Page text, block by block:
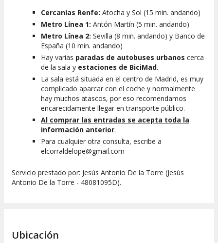
Cercanías Renfe: Atocha y Sol (15 min. andando)
Metro Línea 1: Antón Martín (5 min. andando)
Metro Línea 2: Sevilla (8 min. andando) y Banco de
España (10 min. andando)
Hay varias paradas de autobuses urbanos cerca
de la sala y estaciones de BiciMad.
La sala está situada en el centro de Madrid, es muy
complicado aparcar con el coche y normalmente
hay muchos atascos, por eso recomendamos
encarecidamente llegar en transporte público.
Al comprar las entradas se acepta toda la
información anterior.
Para cualquier otra consulta, escribe a
elcorraldelope@gmail.com
Servicio prestado por: Jesús Antonio De la Torre (Jesús
Antonio De la Torre - 48081095D).
Ubicación